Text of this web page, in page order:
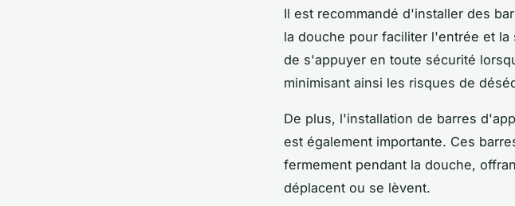
Il est recommandé d'installer des
la douche pour faciliter l'entrée et
de s'appuyer en toute sécurité
minimisant ainsi les risques de
De plus, l'installation de barres
est également importante. Ces
fermement pendant la douche,
déplacent ou se lèvent.